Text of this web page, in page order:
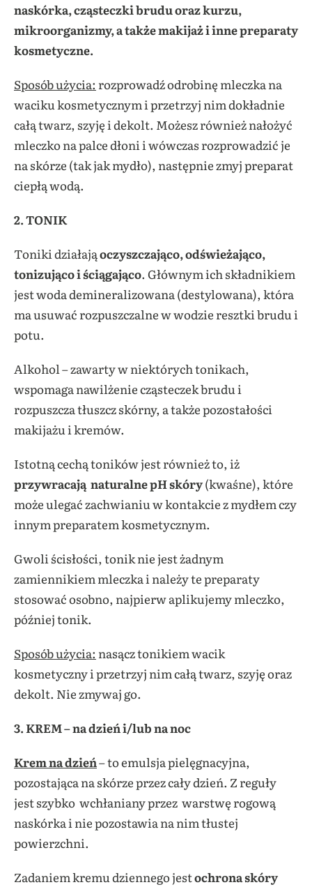
naskórka, cząsteczki brudu oraz kurzu,
mikroorganizmy, a także makijaż i inne preparaty
kosmetyczne.
Sposób użycia: rozprowadź odrobinę mleczka na
waciku kosmetycznym i przetrzyj nim dokładnie
całą twarz, szyję i dekolt. Możesz również nałożyć
mleczko na palce dłoni i wówczas rozprowadzić je
na skórze (tak jak mydło), następnie zmyj preparat
ciepłą wodą.
2. TONIK
Toniki działająoczyszczająco, odświeżająco,
tonizująco i ściągająco. Głównym ich składnikiem
jest woda demineralizowana (destylowana), która
ma usuwać rozpuszczalne w wodzie resztki brudu i
potu.
Alkohol – zawarty w niektórych tonikach,
wspomaga nawilżenie cząsteczek brudu i
rozpuszcza tłuszcz skórny, a także pozostałości
makijażu i kremów.
Istotną cechą toników jest również to, iż
przywracają naturalne pH skóry(kwaśne), które
może ulegać zachwianiu w kontakcie z mydłem czy
innym preparatem kosmetycznym.
Gwoli ścisłości, tonik nie jest żadnym
zamiennikiem mleczka i należy te preparaty
stosować osobno, najpierw aplikujemy mleczko,
później tonik.
Sposób użycia: nasącz tonikiem wacik
kosmetyczny i przetrzyj nim całą twarz, szyję oraz
dekolt. Nie zmywaj go.
3. KREM – na dzień i/lub na noc
Krem na dzień– to emulsja pielęgnacyjna,
pozostająca na skórze przez cały dzień. Z reguły
jest szybko wchłaniany przez warstwę rogową
naskórka i nie pozostawia na nim tłustej
powierzchni.
Zadaniem kremu dziennego jestochrona skóry